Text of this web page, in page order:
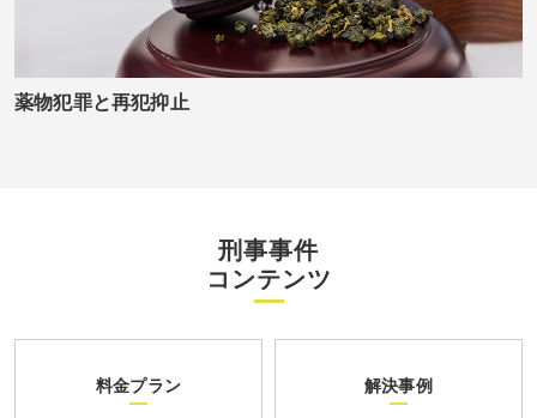
薬物犯罪と再犯抑止
刑事事件
コンテンツ
料金プラン 解決事例